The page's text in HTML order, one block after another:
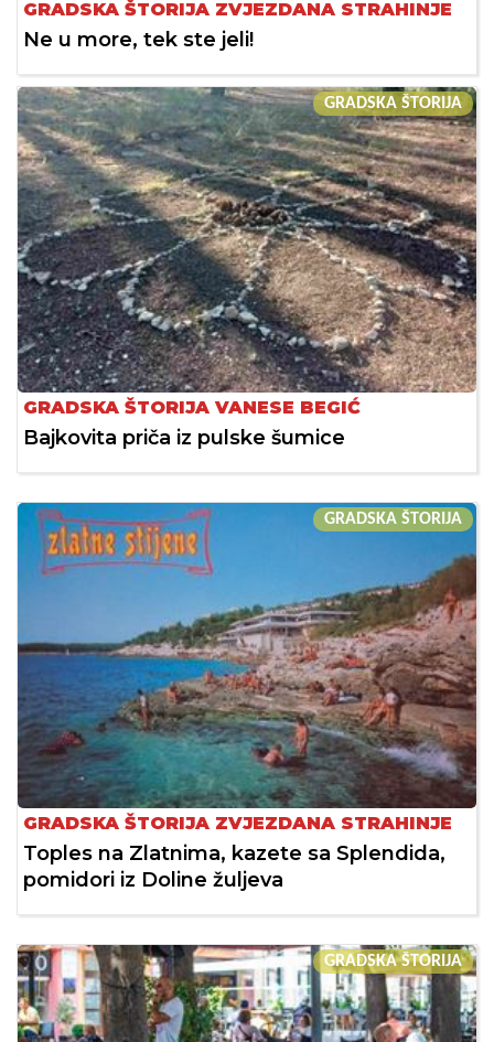
GRADSKA ŠTORIJA ZVJEZDANA STRAHINJE
Ne u more, tek ste jeli!
GRADSKA ŠTORIJA
GRADSKA ŠTORIJA VANESE BEGIĆ
Bajkovita priča iz pulske šumice
GRADSKA ŠTORIJA
GRADSKA ŠTORIJA ZVJEZDANA STRAHINJE
Toples na Zlatnima, kazete sa Splendida,
pomidori iz Doline žuljeva
GRADSKA ŠTORIJA